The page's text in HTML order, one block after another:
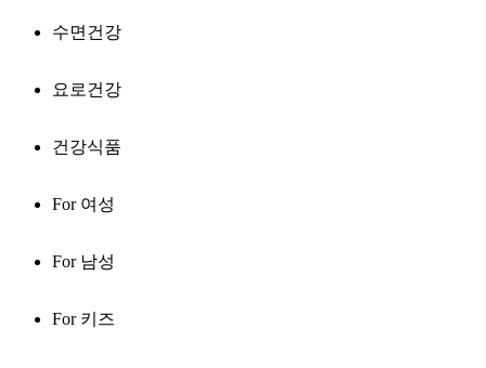
수면건강
요로건강
건강식품
For 여성
For 남성
For 키즈